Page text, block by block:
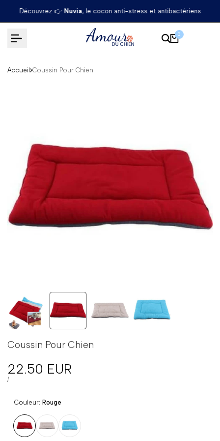
Passer
Découvrez 👉 Nuvia, le cocon anti-stress et antibactériens
0
Accueil Coussin Pour Chien
Coussin Pour Chien
Prix
en
22.50 EUR
PRIX
/PAR
Couleur: Rouge